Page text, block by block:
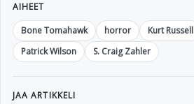
AIHEET
Bone Tomahawk
horror Kurt Russell
Patrick Wilson
S. Craig Zahler
JAA ARTIKKELI